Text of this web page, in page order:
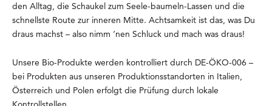
den Alltag, die Schaukel zum Seele-baumeln-Lassen und die
schnellste Route zur inneren Mitte. Achtsamkeit ist das, was Du
draus machst – also nimm ‘nen Schluck und mach was draus!
Unsere Bio-Produkte werden kontrolliert durch DE-ÖKO-006 –
bei Produkten aus unseren Produktionsstandorten in Italien,
Österreich und Polen erfolgt die Prüfung durch lokale